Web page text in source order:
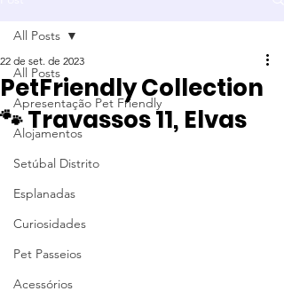
All Posts
Apresentação Pet Friendly
Alojamentos
Setúbal Distrito
Esplanadas
Curiosidades
Pet Passeios
Acessórios
All Posts
PetFriendly Collection
🐾 Travassos 11, Elvas
22 de set. de 2023